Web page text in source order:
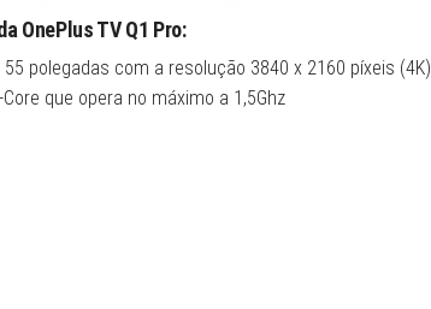
OnePlus TV Q1 Pro:
polegadas com a resolução 3840 x 2160 píxeis (4K)
que opera no máximo a 1,5Ghz